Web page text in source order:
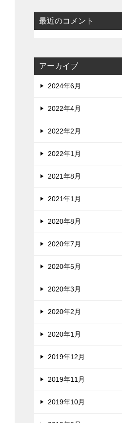
最近のコメント
アーカイブ
2024年6月
2022年4月
2022年2月
2022年1月
2021年8月
2021年1月
2020年8月
2020年7月
2020年5月
2020年3月
2020年2月
2020年1月
2019年12月
2019年11月
2019年10月